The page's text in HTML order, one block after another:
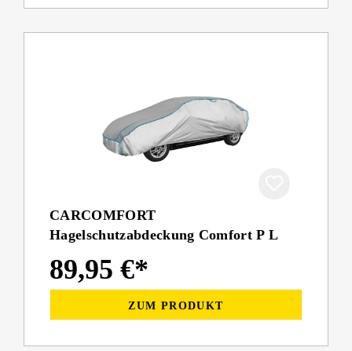
CARCOMFORT
Hagelschutzabdeckung Comfort P L
89,95 €*
ZUM PRODUKT